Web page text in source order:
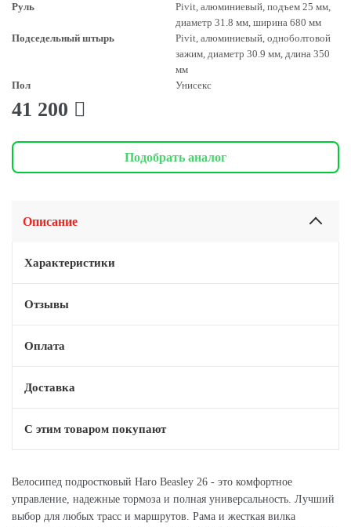
Руль
Pivit, алюминиевый, подъем 25 мм,
диаметр 31.8 мм, ширина 680 мм
Подседельный штырь
Pivit, алюминиевый, одноболтовой
зажим, диаметр 30.9 мм, длина 350
мм
Пол
Унисекс
41 200
Подобрать аналог
Описание
Характеристики
Отзывы
Оплата
Доставка
С этим товаром покупают
Велосипед подростковый Haro Beasley 26 - это комфортное
управление, надежные тормоза и полная универсальность. Лучший
выбор для любых трасс и маршрутов. Рама и жесткая вилка